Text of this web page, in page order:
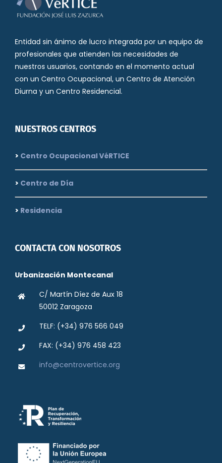
Entidad sin ánimo de lucro integrada por un equipo de
profesionales que atienden las necesidades de
nuestros usuarios, contando en el momento actual
con un Centro Ocupacional, un Centro de Atención
Diurna y un Centro Residencial.
NUESTROS CENTROS
> Centro Ocupacional VéRTICE
> Centro de Día
> Residencia
CONTACTA CON NOSOTROS
Urbanización Montecanal
C/ Martín Díez de Aux 18
50012 Zaragoza
TELF: (+34) 976 566 049
FAX: (+34) 976 458 423
info@centrovertice.org